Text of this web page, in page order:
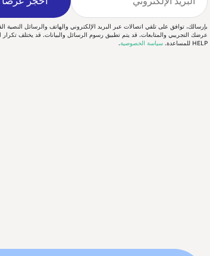
HELP للمساعدة.
سياسة الخصوصية.